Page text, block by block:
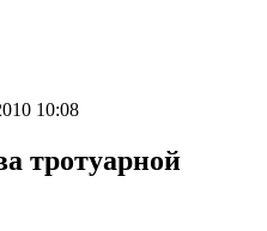
10:08
тротуарной